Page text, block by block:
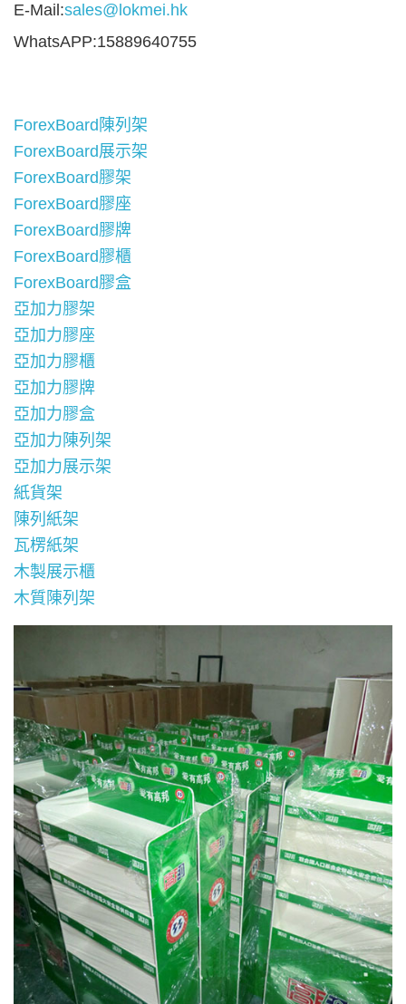
E-Mail:sales@lokmei.hk
WhatsAPP:15889640755
ForexBoard陳列架
ForexBoard展示架
ForexBoard膠架
ForexBoard膠座
ForexBoard膠牌
ForexBoard膠櫃
ForexBoard膠盒
亞加力膠架
亞加力膠座
亞加力膠櫃
亞加力膠牌
亞加力膠盒
亞加力陳列架
亞加力展示架
紙貨架
陳列紙架
瓦楞紙架
木製展示櫃
木質陳列架